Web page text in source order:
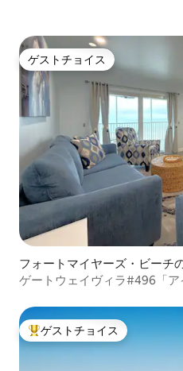
ンの復旧作業のため、工事が
能性があるエリアに位置して
影響の可能性があるものには
くの工事、または交通量の増
ります。 - 工事の状況はホス
であり、返金または補償の対
プライベートプール、素晴ら
ション、ゆったりくつろげる
スを備えた、フロリダでの癒
ションレンタルをお探しなら
Sunseekerがお迎えします。
ゲストチョイス
ゲストチョイス
フォートマイヤーズ・ビーチ
ゲートウェイヴィラ#496「ア
大好評のゲストチョイスです。
ゲストチョイス